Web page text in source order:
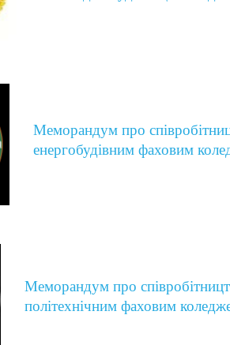
Меморандум про
енергобудівним фаховим
Меморандум про
політехнічним фаховим